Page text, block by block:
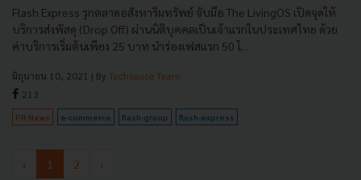
Flash Express รุกตลาดอสังหาริมทรัพย์ จับมือ The LivingOS เปิดจุดให้
บริการส่งพัสดุ (Drop Off) ผ่านนิติบุคคลเป็นเจ้าแรกในประเทศไทย ด้วย
ค่าบริการเริ่มต้นเพียง 25 บาท นำร่องเฟสแรก 50 โ...
มิถุนายน 10, 2021 | By Techsauce Team
213
PR News e-commerce flash-group flash-express
‹ 1 2 ›